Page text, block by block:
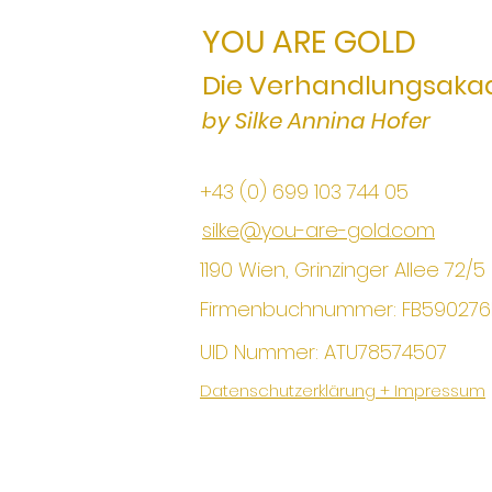
YOU ARE GOLD
Die
by Silke Annina Hofer
+43 (0) 699 103 744 05
Datenschutzerklärung + Impressum
silke@you-are-gold.com
1190 Wien, Grinzinger Allee 72/5
Firmenbuchnummer:
UID Nummer: ATU78574507